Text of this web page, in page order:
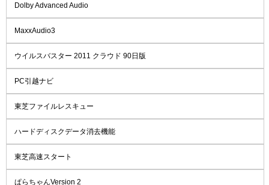
Dolby Advanced Audio
MaxxAudio3
ウイルスバスター 2011 クラウド 90日版
PC引越ナビ
東芝ファイルレスキュー
ハードディスクデータ消去機能
東芝高速スタート
ぱらちゃんVersion 2